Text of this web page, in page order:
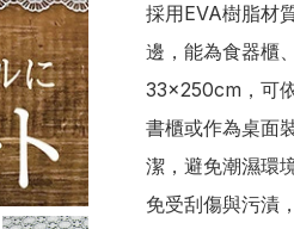
採用EVA樹脂材
邊，能為食器櫃
33×250cm，可
書櫃或作為桌面
潔，避免潮濕環
免受刮傷與污漬